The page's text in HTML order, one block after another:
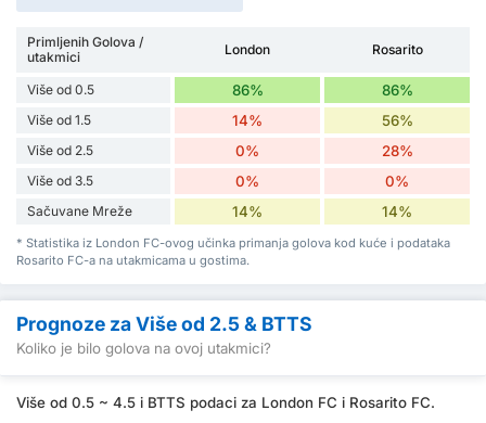
Primljenih Golova /
utakmici
London Rosarito
Više od 0.5 86% 86%
Više od 1.5 14% 56%
Više od 2.5 0% 28%
Više od 3.5 0% 0%
Sačuvane Mreže 14% 14%
* Statistika iz London FC-ovog učinka primanja golova kod kuće i podataka
Rosarito FC-a na utakmicama u gostima.
Prognoze za Više od 2.5 & BTTS
Koliko je bilo golova na ovoj utakmici?
Više od 0.5 ~ 4.5 i BTTS podaci za London FC i Rosarito FC.